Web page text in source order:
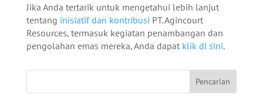
Jika Anda tertarik untuk mengetahui lebih lanjut
tentang inisiatif dan kontribusi PT. Agincourt
Resources, termasuk kegiatan penambangan dan
pengolahan emas mereka, Anda dapat klik di sini.